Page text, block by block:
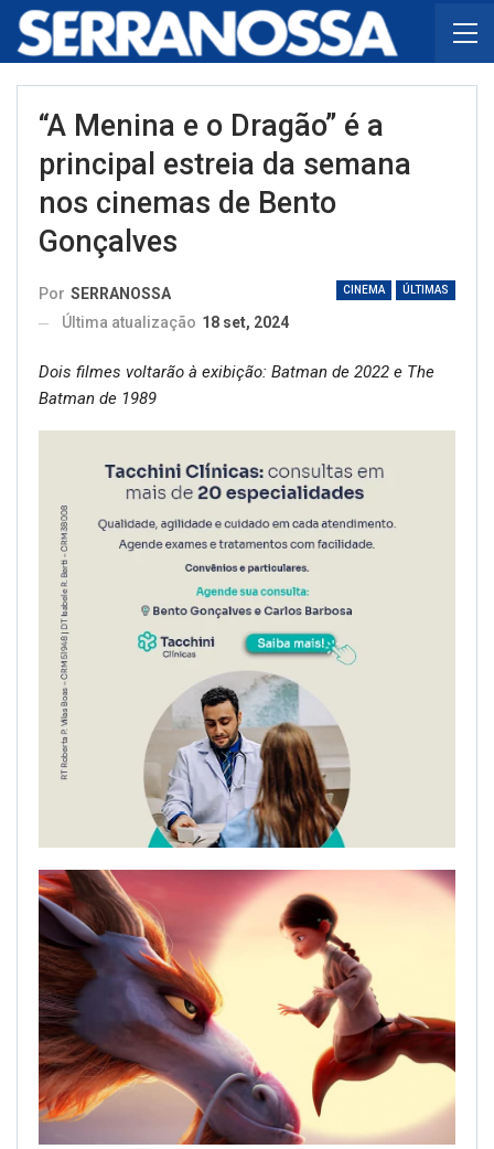
“A Menina e o Dragão” é a
principal estreia da semana
nos cinemas de Bento
Gonçalves
CINEMA ÚLTIMAS
Por SERRANOSSA
Última atualização 18 set, 2024
Dois filmes voltarão à exibição: Batman de 2022 e The
Batman de 1989